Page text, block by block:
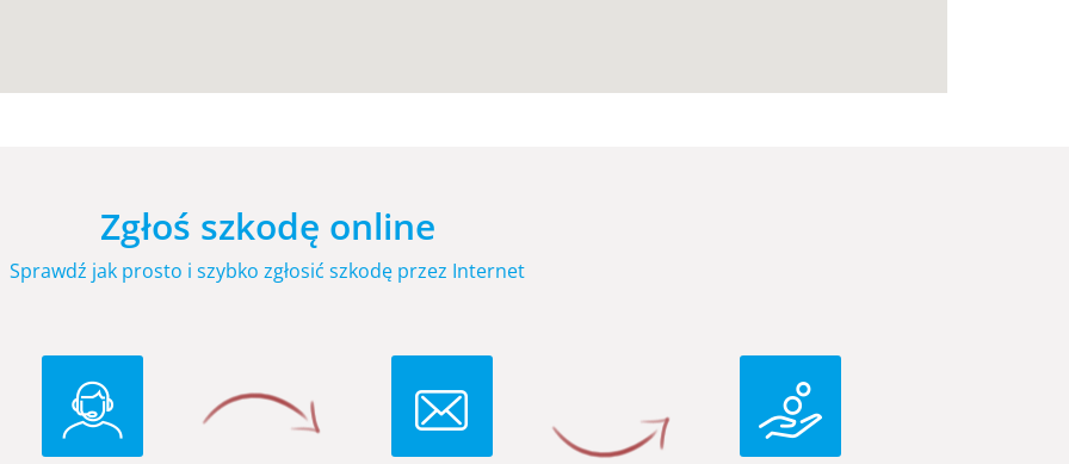
Zgłoś szkodę online
Sprawdź jak prosto i szybko zgłosić szkodę przez Internet